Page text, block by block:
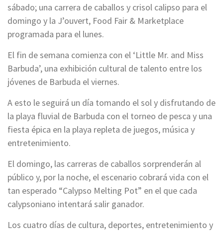
sábado; una carrera de caballos y crisol calipso para el
domingo y la J’ouvert, Food Fair & Marketplace
programada para el lunes.
El fin de semana comienza con el ‘Little Mr. and Miss
Barbuda’, una exhibición cultural de talento entre los
jóvenes de Barbuda el viernes.
A esto le seguirá un día tomando el sol y disfrutando de
la playa fluvial de Barbuda con el torneo de pesca y una
fiesta épica en la playa repleta de juegos, música y
entretenimiento.
El domingo, las carreras de caballos sorprenderán al
público y, por la noche, el escenario cobrará vida con el
tan esperado “Calypso Melting Pot” en el que cada
calypsoniano intentará salir ganador.
Los cuatro días de cultura, deportes, entretenimiento y